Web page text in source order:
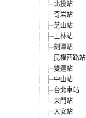
北投站
奇岩站
芝山站
士林站
劍潭站
民權西路站
雙連站
中山站
台北車站
東門站
大安站